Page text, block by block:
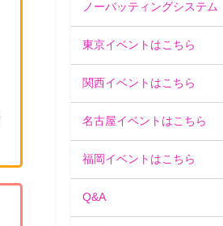
ノーバッティングシステム
東京イベントはこちら
関西イベントはこちら
名古屋イベントはこちら
福岡イベントはこちら
Q&A